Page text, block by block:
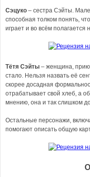
Сэцуко – сестра Сэйты.
способная толком понять,
играет и во всём полагается
Тётя Сэйты – женщина,
стало. Нельзя назвать её
скорее досадная
отрабатывает свой хлеб, а
мнению, она и так слишком
Остальные персонажи,
помогают описать общую